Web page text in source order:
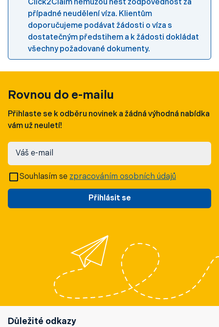
Click2Claim nemůžou nést zodpovědnost za
případné neudělení víza. Klientům
doporučujeme podávat žádosti o víza s
dostatečným předstihem a k žádosti dokládat
všechny požadované dokumenty.
Rovnou do e-mailu
Přihlaste se k odběru novinek a žádná výhodná nabídka
vám už neuletí!
Váš e-mail
Přihlásit se
Souhlasím se zpracováním osobních údajů
Důležité odkazy